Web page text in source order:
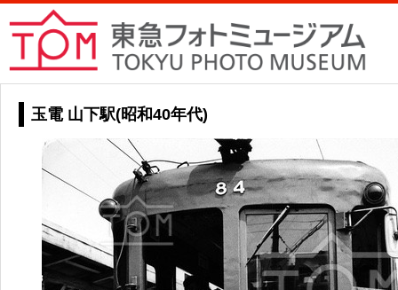
玉電 山下駅(昭和40年代)